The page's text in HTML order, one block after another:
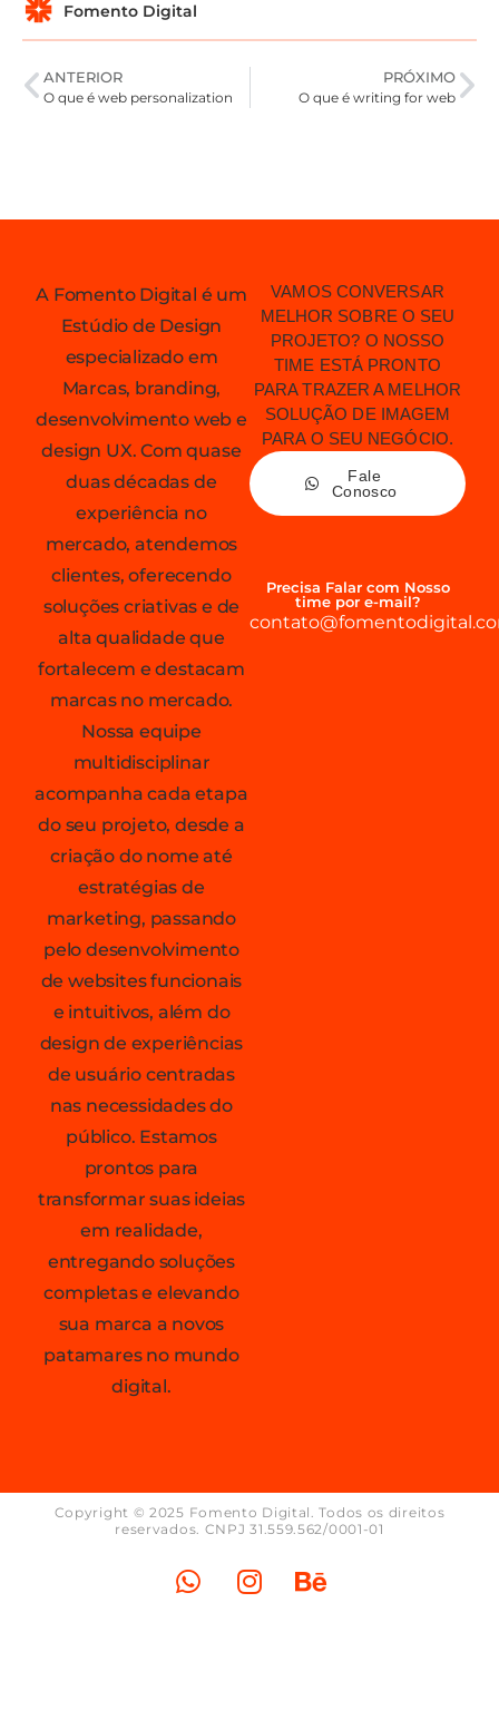
Fomento Digital
ANTERIOR
O que é web personalization
PRÓXIMO
O que é writing for web
A Fomento Digital é um
Estúdio de Design
especializado em
Marcas, branding,
desenvolvimento web e
design UX. Com quase
duas décadas de
experiência no
mercado, atendemos
clientes, oferecendo
soluções criativas e de
alta qualidade que
fortalecem e destacam
marcas no mercado.
Nossa equipe
multidisciplinar
acompanha cada etapa
do seu projeto, desde a
criação do nome até
estratégias de
marketing, passando
pelo desenvolvimento
de websites funcionais
e intuitivos, além do
design de experiências
de usuário centradas
nas necessidades do
público. Estamos
prontos para
transformar suas ideias
em realidade,
entregando soluções
completas e elevando
sua marca a novos
patamares no mundo
digital.
VAMOS CONVERSAR
MELHOR SOBRE O SEU
PROJETO? O NOSSO
TIME ESTÁ PRONTO
PARA TRAZER A MELHOR
SOLUÇÃO DE IMAGEM
PARA O SEU NEGÓCIO.
Fale
Conosco
Precisa Falar com Nosso
time por e-mail?
Copyright © 2025 Fomento Digital. Todos os direitos
reservados. CNPJ 31.559.562/0001-01